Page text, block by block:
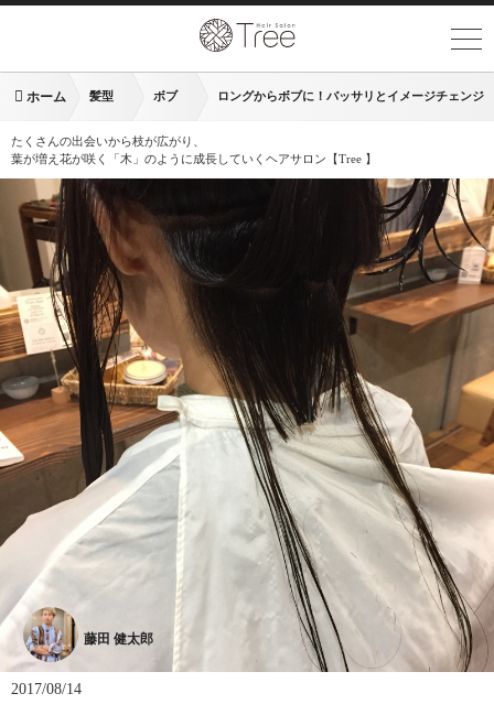
ホーム 髪型 ボブ ロングからボブに！バッサリとイメージチェンジ
たくさんの出会いから枝が広がり、
葉が増え花が咲く「木」のように成長していくヘアサロン【Tree 】
藤田 健太郎
2017/08/14